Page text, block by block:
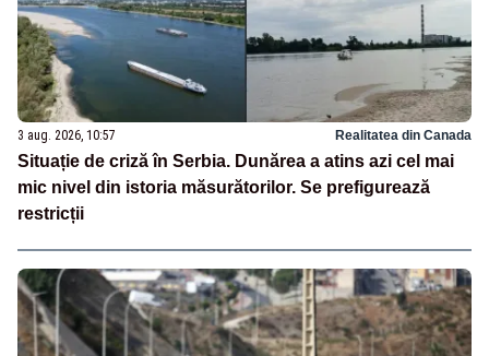
3 aug. 2026, 10:57 Realitatea din Canada
Situație de criză în Serbia. Dunărea a atins azi cel mai
mic nivel din istoria măsurătorilor. Se prefigurează
restricții